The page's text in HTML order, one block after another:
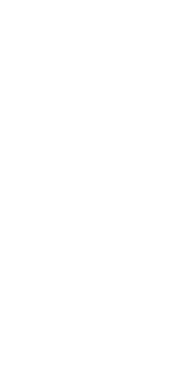
um oásis
dia a explorar Bodrum.